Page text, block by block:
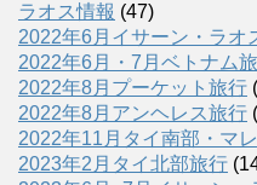
ラオス情報 (47)
2022年6月イサーン・ラオ
2022年6月・7月ベトナム
2022年8月プーケット旅行
2022年8月アンヘレス旅行
2022年11月タイ南部・マ
2023年2月タイ北部旅行